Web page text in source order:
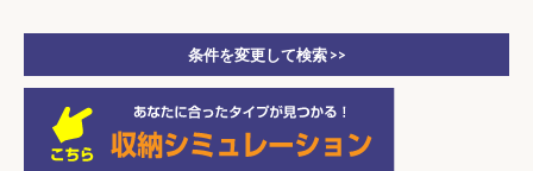
条件を変更して検索 >>